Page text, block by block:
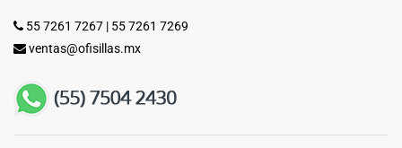
55 7261 7267 | 55 7261 7269
ventas@ofisillas.mx